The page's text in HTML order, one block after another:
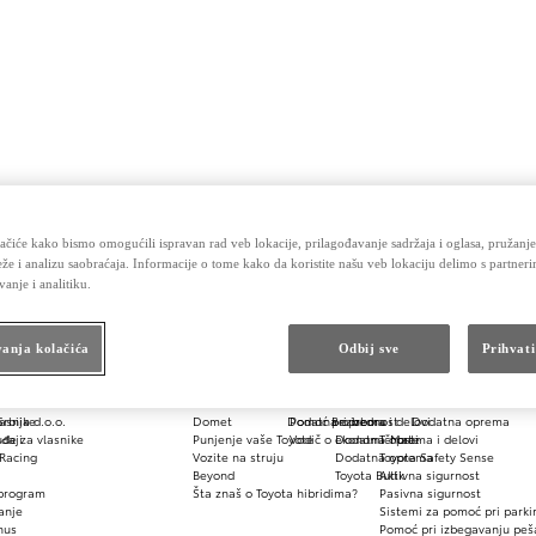
Domet
Punjenje vaše Toyote
Vozite na struju
Beyond
Šta znaš o Toyota hibridima?
Pomoć pri izboru
Vodič o ekonomičnosti
Dodatna oprema
za vlasnike
Dodatna oprema i delovi
Dodatna oprema i delovi
Dodatna oprema
Toyota Butik
d.o.o.
Bezbednost
T-Mate
Toyota Safety Sense
Aktivna sigurnost
Pasivna sigurnost
Sistemi za pomoć pri
Pomoć pri izbegavanju
kako bismo omogućili ispravan rad veb lokacije, prilagođavanje sadržaja i oglasa,
i analizu saobraćaja. Informacije o tome kako da koristite našu veb lokaciju delimo s
i analitiku.
kolačića Odbij sve Prihvati